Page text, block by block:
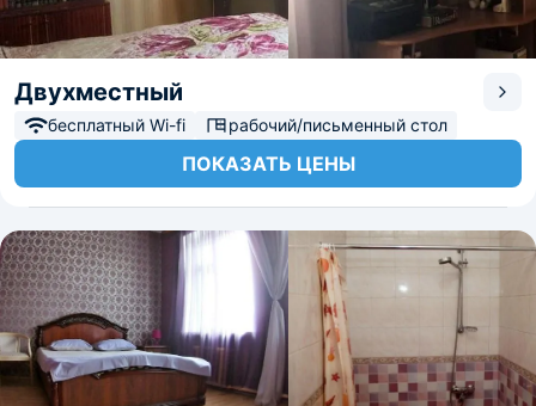
Двухместный
бесплатный Wi-fi рабочий/письменный стол
ПОКАЗАТЬ ЦЕНЫ